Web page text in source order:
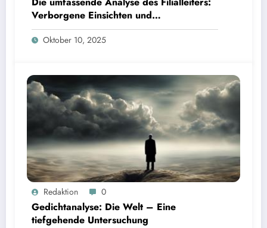
Verborgene Einsichten und
Interpretationen
Oktober 10, 2025
Redaktion 0
Gedichtanalyse: Die Welt – Eine
tiefgehende Untersuchung